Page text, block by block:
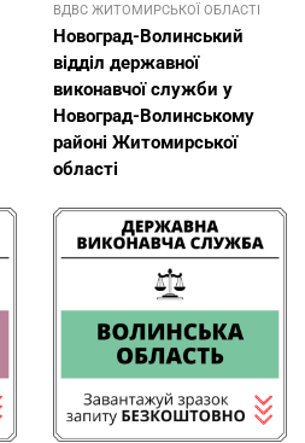
ВДВС ЖИТОМИРСЬКОЇ ОБЛАСТІ
Новоград-Волинський
відділ державної
виконавчої служби у
Новоград-Волинському
районі Житомирської
області